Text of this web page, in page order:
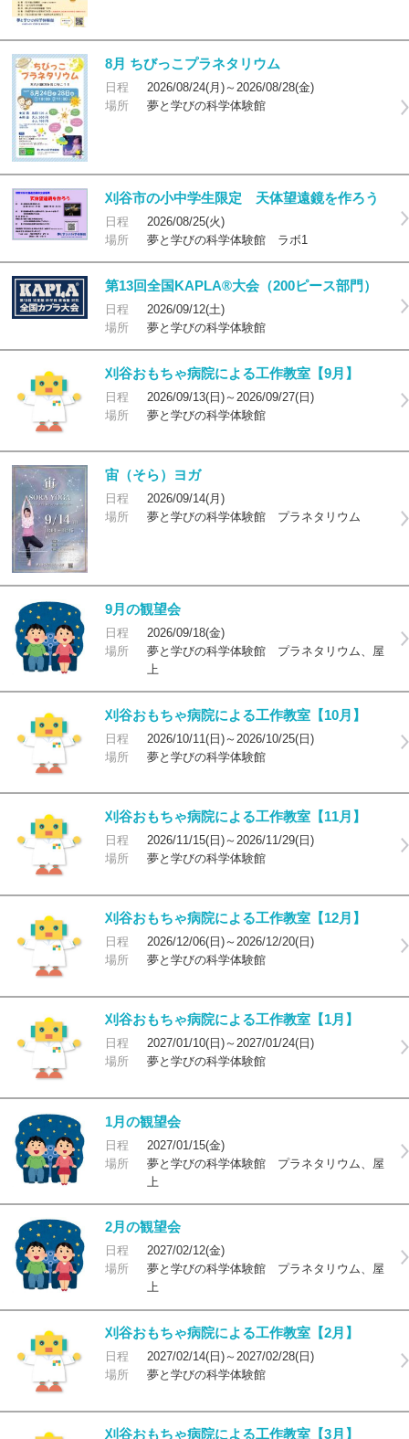
8月 ちびっこプラネタリウム
日程
2026/08/24(月)～2026/08/28(金)
場所
夢と学びの科学体験館
刈谷市の小中学生限定 天体望遠鏡を作ろう
日程
2026/08/25(火)
場所
夢と学びの科学体験館 ラボ1
第13回全国KAPLA®大会（200ピース部門）
日程
2026/09/12(土)
場所
夢と学びの科学体験館
刈谷おもちゃ病院による工作教室【9月】
日程
2026/09/13(日)～2026/09/27(日)
場所
夢と学びの科学体験館
宙（そら）ヨガ
日程
2026/09/14(月)
場所
夢と学びの科学体験館 プラネタリウム
9月の観望会
日程
2026/09/18(金)
場所
夢と学びの科学体験館 プラネタリウム、屋
上
刈谷おもちゃ病院による工作教室【10月】
日程
2026/10/11(日)～2026/10/25(日)
場所
夢と学びの科学体験館
刈谷おもちゃ病院による工作教室【11月】
日程
2026/11/15(日)～2026/11/29(日)
場所
夢と学びの科学体験館
刈谷おもちゃ病院による工作教室【12月】
日程
2026/12/06(日)～2026/12/20(日)
場所
夢と学びの科学体験館
刈谷おもちゃ病院による工作教室【1月】
日程
2027/01/10(日)～2027/01/24(日)
場所
夢と学びの科学体験館
1月の観望会
日程
2027/01/15(金)
場所
夢と学びの科学体験館 プラネタリウム、屋
上
2月の観望会
日程
2027/02/12(金)
場所
夢と学びの科学体験館 プラネタリウム、屋
上
刈谷おもちゃ病院による工作教室【2月】
日程
2027/02/14(日)～2027/02/28(日)
場所
夢と学びの科学体験館
刈谷おもちゃ病院による工作教室【3月】